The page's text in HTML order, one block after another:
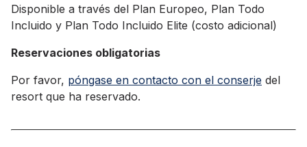
Disponible a través del Plan Europeo, Plan Todo
Incluido y Plan Todo Incluido Elite (costo adicional)
Reservaciones obligatorias
Por favor, póngase en contacto con el conserje del
resort que ha reservado.